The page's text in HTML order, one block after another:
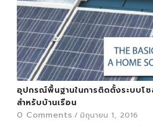
อุปกรณ์พื้นฐานในการติดตั้งระบบโซ
สำหรับบ้านเรือน
0 Comments / มิถุนายน 1, 2016